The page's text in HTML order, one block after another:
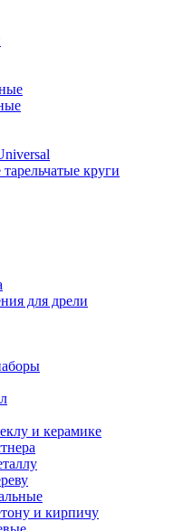
круги
для дрели
и керамике
и кирпичу